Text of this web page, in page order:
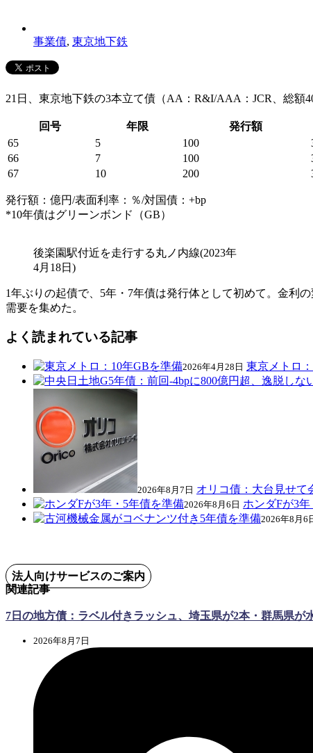
事業債, 東京地下鉄
21日、東京地下鉄の3本立て債（AA：R&I/AAA：JCR、総額
回号 年限 発行額
65
5 100
66
7 100
67
10 200
発行額：億円/表面利率：％/対国債：+bp
*10年債はグリーンボンド（GB）
後楽園駅付近を走行する丸ノ内線(2023年
4月18日)
1年ぶりの起債で、5年・7年債は発行体として初めて。金利
需要を集めた。
よく読まれている記事
2026年4月28日 東京メトロ
2026年8月7日 オリコ債：大台見せて
2026年8月6日 ホンダFが3
2026年8月6
法人向けサービスのご案内
関連記事
7日の地方債：ラベル付きラッシュ、埼玉県が2本・群馬県が
2026年8月7日